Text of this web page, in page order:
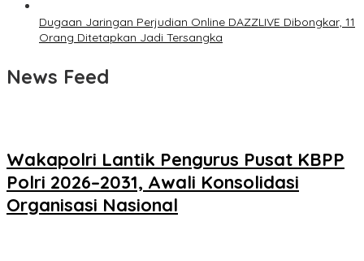
Dugaan Jaringan Perjudian Online DAZZLIVE Dibongkar, 11
Orang Ditetapkan Jadi Tersangka
News Feed
Wakapolri Lantik Pengurus Pusat KBPP
Polri 2026–2031, Awali Konsolidasi
Organisasi Nasional